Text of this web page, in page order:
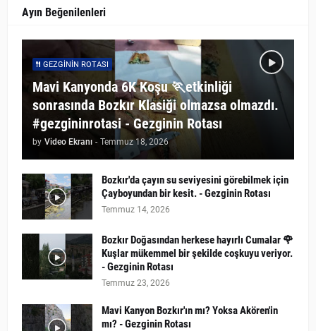
Ayın Beğenilenleri
GEZGININ ROTASI
Mavi Kanyonda 6K Koşu 🏃etkinliği
sonrasında Bozkır Klasiği olmazsa olmazdı.
#gezgininrotasi - Gezginin Rotası
by Video Ekranı - Temmuz 18, 2026
Bozkır'da çayın su seviyesini görebilmek için
Çayboyundan bir kesit. - Gezginin Rotası
Temmuz 14, 2026
Bozkır Doğasından herkese hayırlı Cumalar 🌹
Kuşlar mükemmel bir şekilde coşkuyu veriyor.
- Gezginin Rotası
Temmuz 23, 2026
Mavi Kanyon Bozkır'ın mı? Yoksa Akören'in
mı? - Gezginin Rotası